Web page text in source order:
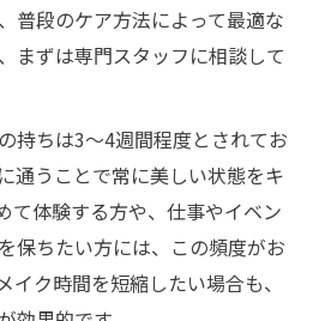
普段のケア方法によって最適な
まずは専門スタッフに相談して
持ちは3〜4週間程度とされてお
通うことで常に美しい状態をキ
て体験する方や、仕事やイベン
保ちたい方には、この頻度がお
イク時間を短縮したい場合も、